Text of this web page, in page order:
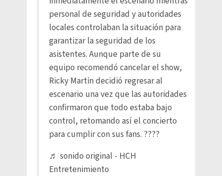
personal de seguridad y autoridades
locales controlaban la situación para
garantizar la seguridad de los
asistentes. Aunque parte de su
equipo recomendó cancelar el show,
Ricky Martin decidió regresar al
escenario una vez que las autoridades
confirmaron que todo estaba bajo
control, retomando así el concierto
para cumplir con sus fans. ????
♬ sonido original - HCH
Entretenimiento